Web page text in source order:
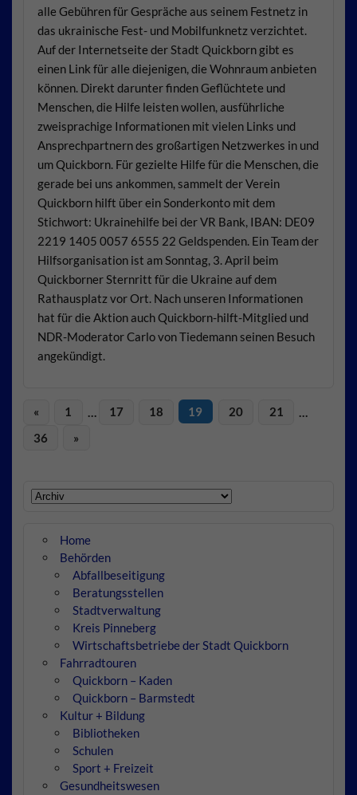
alle Gebühren für Gespräche aus seinem Festnetz in
das ukrainische Fest- und Mobilfunknetz verzichtet.
Auf der Internetseite der Stadt Quickborn gibt es
einen Link für alle diejenigen, die Wohnraum anbieten
können. Direkt darunter finden Geflüchtete und
Menschen, die Hilfe leisten wollen, ausführliche
zweisprachige Informationen mit vielen Links und
Ansprechpartnern des großartigen Netzwerkes in und
um Quickborn. Für gezielte Hilfe für die Menschen, die
gerade bei uns ankommen, sammelt der Verein
Quickborn hilft über ein Sonderkonto mit dem
Stichwort: Ukrainehilfe bei der VR Bank, IBAN: DE09
2219 1405 0057 6555 22 Geldspenden. Ein Team der
Hilfsorganisation ist am Sonntag, 3. April beim
Quickborner Sternritt für die Ukraine auf dem
Rathausplatz vor Ort. Nach unseren Informationen
hat für die Aktion auch Quickborn-hilft-Mitglied und
NDR-Moderator Carlo von Tiedemann seinen Besuch
angekündigt.
« 1 17 18 19 20 21
36
»
Home
Behörden
Abfallbeseitigung
Beratungsstellen
Stadtverwaltung
Kreis Pinneberg
Wirtschaftsbetriebe der Stadt Quickborn
Fahrradtouren
Quickborn – Kaden
Quickborn – Barmstedt
Kultur + Bildung
Bibliotheken
Schulen
Sport + Freizeit
Gesundheitswesen